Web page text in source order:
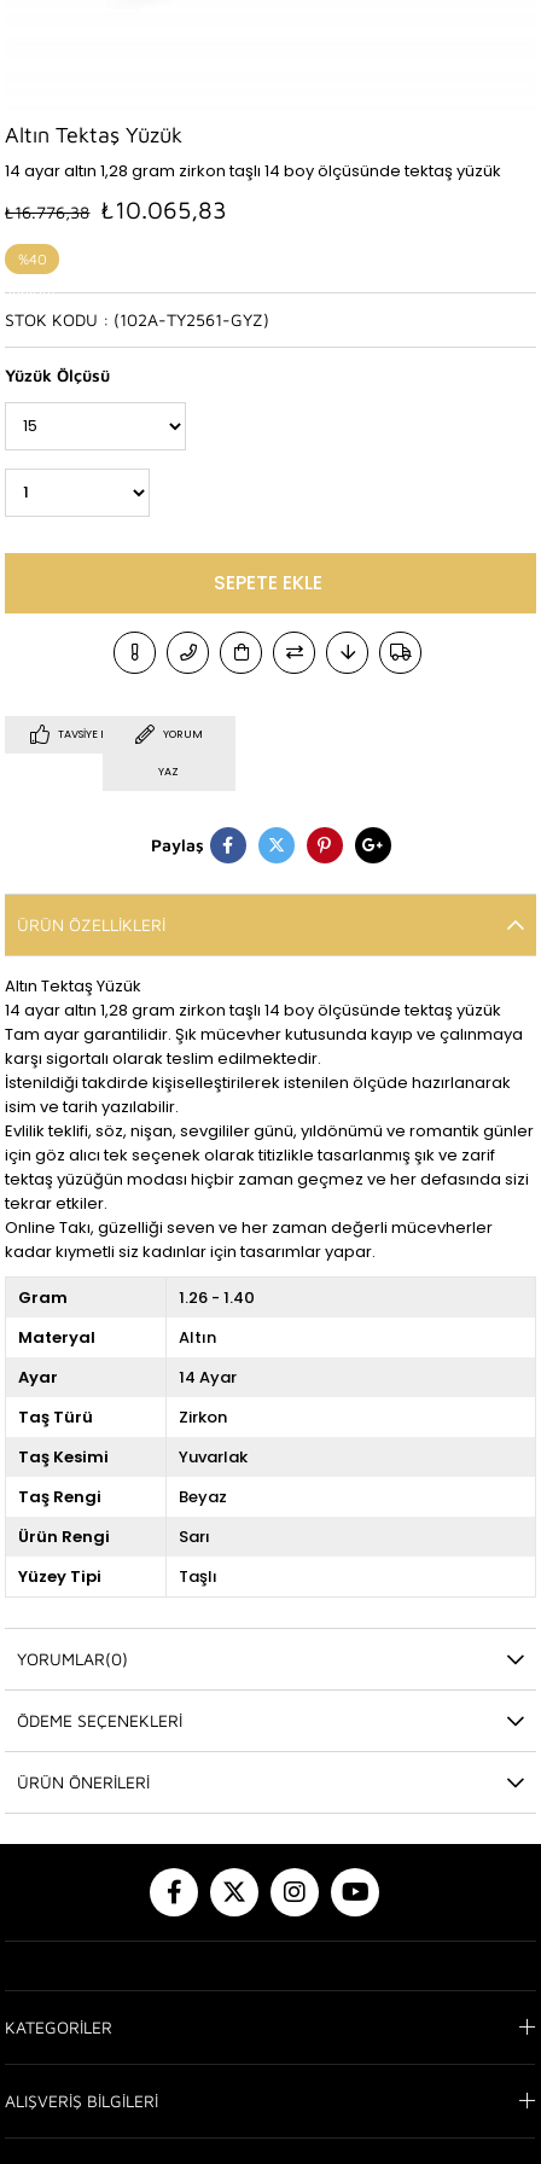
Altın Tektaş Yüzük
14 ayar altın 1,28 gram zirkon taşlı 14 boy ölçüsünde tektaş yüzük
₺16.776,38 ₺10.065,83
%40
İndirim
(102A-TY2561-GYZ)
STOK KODU
Yüzük Ölçüsü
TAVSIYE ET YORUM
YAZ
Paylaş
ÜRÜN ÖZELLIKLERI
Altın Tektaş Yüzük
14 ayar altın 1,28 gram zirkon taşlı 14 boy ölçüsünde tektaş yüzük
Tam ayar garantilidir. Şık mücevher kutusunda kayıp ve çalınmaya
karşı sigortalı olarak teslim edilmektedir.
İstenildiği takdirde kişiselleştirilerek istenilen ölçüde hazırlanarak
isim ve tarih yazılabilir.
Evlilik teklifi, söz, nişan, sevgililer günü, yıldönümü ve romantik günler
için göz alıcı tek seçenek olarak titizlikle tasarlanmış şık ve zarif
tektaş yüzüğün modası hiçbir zaman geçmez ve her defasında sizi
tekrar etkiler.
Online Takı, güzelliği seven ve her zaman değerli mücevherler
kadar kıymetli siz kadınlar için tasarımlar yapar.
Gram
1.26 - 1.40
Materyal
Altın
Ayar
14 Ayar
Taş Türü
Zirkon
Taş Kesimi
Yuvarlak
Taş Rengi
Beyaz
Ürün Rengi
Sarı
Yüzey Tipi
Taşlı
YORUMLAR(0)
ÖDEME SEÇENEKLERI
ÜRÜN ÖNERILERI
KATEGORİLER
ALIŞVERİŞ BİLGİLERİ